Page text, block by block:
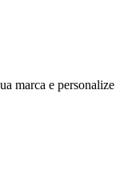
marca e personalize